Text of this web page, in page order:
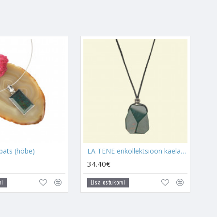
kristalli toimed kätte
sellest väga hea kristalli
peetakse sellise
või aseta töölauale, kui
on see ilmselge märk selle
teele minna ja aitab
ehk see hakkab
(hõbe) LA TENE erikollektsioon kaelaehe "VEREKIVI"
34.40€
Lisa ostukorvi